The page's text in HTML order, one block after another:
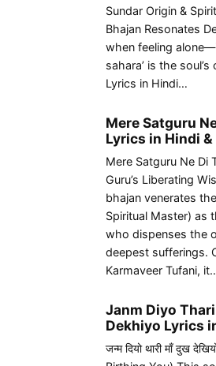
Sundar Origin &
Bhajan Resonates
when feeling
sahara’ is the
Lyrics in Hindi…
Mere Satguru
Lyrics in Hindi
Mere Satguru Ne Di
Guru’s Liberating
bhajan venerates
Spiritual Master) as
who dispenses the
deepest sufferings.
Karmaveer Tufani,
Janm Diyo
Dekhiyo Lyrics
जन्म दियो थारी माँ दुख